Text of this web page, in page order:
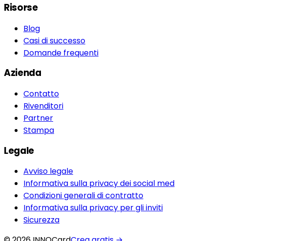
Risorse
Blog
Casi di successo
Domande frequenti
Azienda
Contatto
Rivenditori
Partner
Stampa
Legale
Avviso legale
Informativa sulla privacy dei social med
Condizioni generali di contratto
Informativa sulla privacy per gli inviti
Sicurezza